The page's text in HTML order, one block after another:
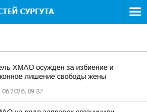
ХМАО осужден за избиение и
лишение свободы жены
09:37